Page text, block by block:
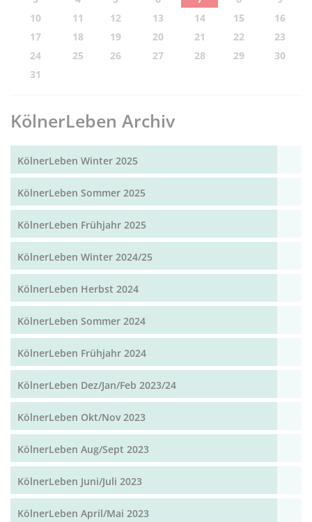
10
11 12 13 14 15
16
17
18 19 20 21 22
23
24
25 26 27 28 29
30
31
KölnerLeben Archiv
KölnerLeben Winter 2025
KölnerLeben Sommer 2025
KölnerLeben Frühjahr 2025
KölnerLeben Winter 2024/25
KölnerLeben Herbst 2024
KölnerLeben Sommer 2024
KölnerLeben Frühjahr 2024
KölnerLeben Dez/Jan/Feb 2023/24
KölnerLeben Okt/Nov 2023
KölnerLeben Aug/Sept 2023
KölnerLeben Juni/Juli 2023
KölnerLeben April/Mai 2023